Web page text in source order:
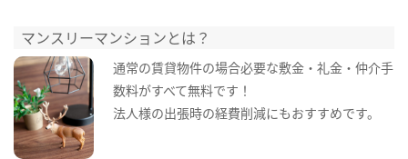
マンスリーマンションとは？
通常の賃貸物件の場合必要な敷金・礼金・仲介手
数料がすべて無料です！
法人様の出張時の経費削減にもおすすめです。